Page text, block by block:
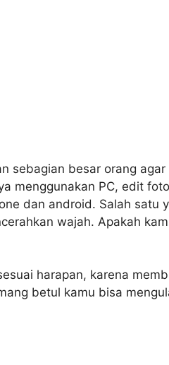
sebagian besar orang agar
menggunakan PC, edit
dan android. Salah satu
wajah. Apakah
harapan, karena
betul kamu bisa